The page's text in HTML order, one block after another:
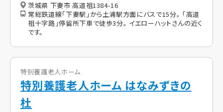
茨城県 下妻市 高道祖1384-16
常総鉄道線「下妻駅」から土浦駅方面にバスで15分。 「高道
祖十字路」停留所下車で徒歩3分。 イエローハットさんの近く
です。
特別養護老人ホーム
特別養護老人ホーム はなみずきの
杜